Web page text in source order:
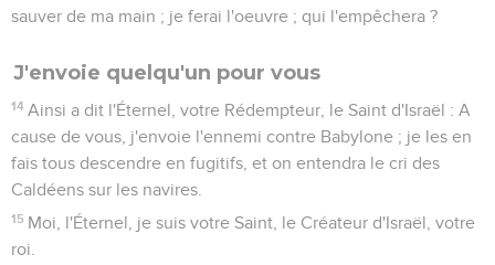
sauver de ma main ; je ferai l'oeuvre ; qui l'empêchera ?
J'envoie quelqu'un pour vous
14 Ainsi a dit l'Éternel, votre Rédempteur, le Saint d'Israël : A
cause de vous, j'envoie l'ennemi contre Babylone ; je les en
fais tous descendre en fugitifs, et on entendra le cri des
Caldéens sur les navires.
15 Moi, l'Éternel, je suis votre Saint, le Créateur d'Israël, votre
roi.